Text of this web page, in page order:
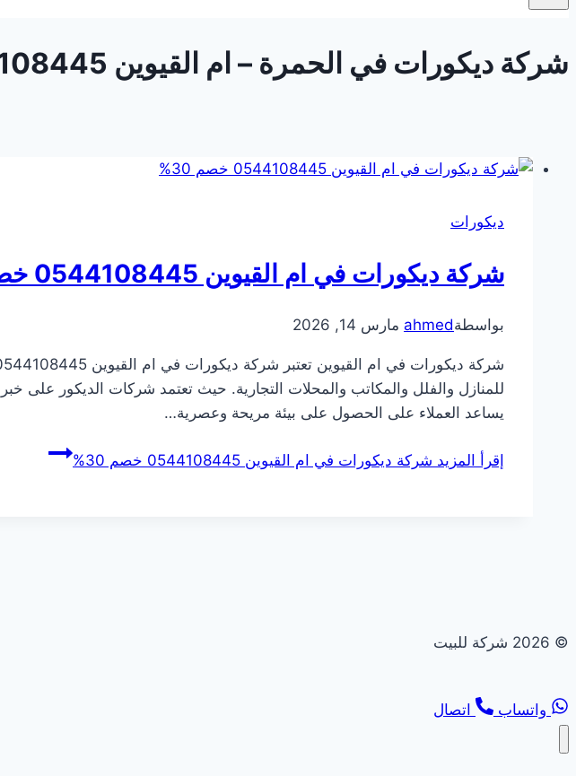
شركة ديكورات في الحمرة – ام القيوين 0544108445
ديكورات
شركة ديكورات في ام القيوين 0544108445 خصم 30%
بواسطةahmed مارس 14, 2026
للمنازل والفلل والمكاتب والمحلات التجارية. حيث تعتمد شركات الديكور على
يساعد العملاء على الحصول على بيئة مريحة وعصرية…
إقرأ المزيد شركة ديكورات في ام القيوين 0544108445 خصم 30%
© 2026 شركة للبيت
واتساب اتصال